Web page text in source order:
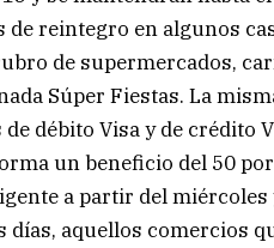
de reintegro en algunos
de supermercados,
Súper Fiestas. La
débito Visa y de crédito
un beneficio del 50
a partir del miércoles
días, aquellos comercios